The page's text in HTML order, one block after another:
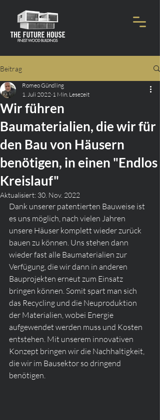
Beitrag
Wir führen
Baumaterialien, die wir für
den Bau von Häusern
benötigen, in einen "Endlos
Kreislauf"
Romeo Gündling
1. Juli 2022 1 Min. Lesezeit
Aktualisiert: 30. Nov. 2022
Dank unserer patentierten Bauweise ist
es uns möglich, nach vielen Jahren
unsere Häuser komplett wieder zurück
bauen zu können. Uns stehen dann
wieder fast alle Baumaterialien zur
Verfügung, die wir dann in anderen
Bauprojekten erneut zum Einsatz
bringen können. Somit spart man sich
das Recycling und die Neuproduktion
der Materialien, wobei Energie
aufgewendet werden muss und Kosten
entstehen. Mit unserem innovativen
Konzept bringen wir die Nachhaltigkeit,
die wir im Bausektor so dringend
benötigen.